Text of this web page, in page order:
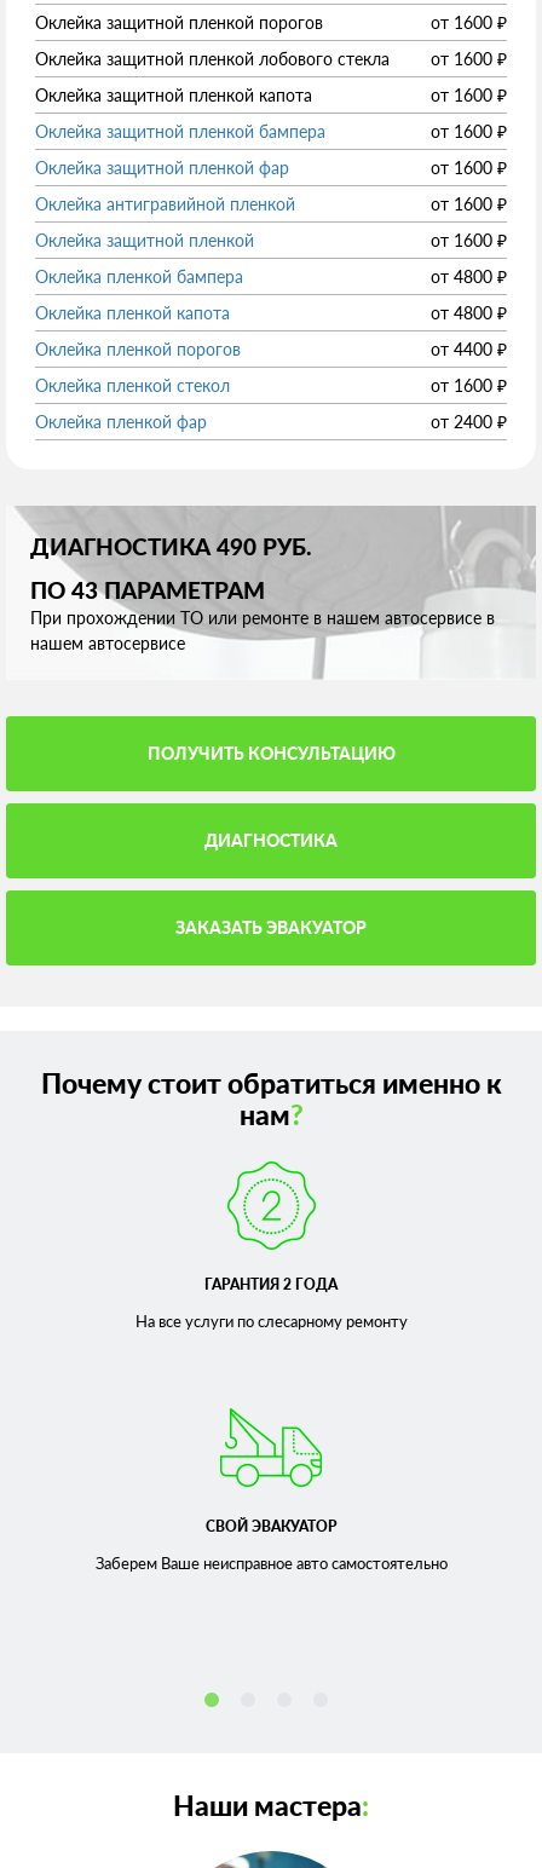
Оклейка защитной пленкой порогов
от 1600 ₽
Оклейка защитной пленкой лобового стекла
от 1600 ₽
Оклейка защитной пленкой капота
от 1600 ₽
Оклейка защитной пленкой бампера
от 1600 ₽
Оклейка защитной пленкой фар
от 1600 ₽
Оклейка антигравийной пленкой
от 1600 ₽
Оклейка защитной пленкой
от 1600 ₽
Оклейка пленкой бампера
от 4800 ₽
Оклейка пленкой капота
от 4800 ₽
Оклейка пленкой порогов
от 4400 ₽
Оклейка пленкой стекол
от 1600 ₽
Оклейка пленкой фар
от 2400 ₽
ДИАГНОСТИКА 490 РУБ.
ПО 43 ПАРАМЕТРАМ
При прохождении ТО или ремонте в нашем автосервисе в
нашем автосервисе
ПОЛУЧИТЬ КОНСУЛЬТАЦИЮ
ДИАГНОСТИКА
ЗАКАЗАТЬ ЭВАКУАТОР
Почему стоит обратиться именно к
нам?
ГАРАНТИЯ 2 ГОДА
На все услуги по слесарномуремонту
СВОЙ ЭВАКУАТОР
Заберем Ваше неисправноеавто самостоятельно
Наши мастера: